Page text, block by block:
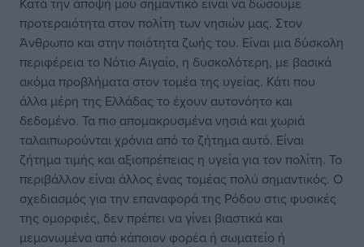
προτεραιότητα στον πολίτη των νησιών μας. Στον
Άνθρωπο και στην ποιότητα ζωής του. Είναι μια δύσκολη
περιφέρεια το Νότιο Αιγαίο, η δυσκολότερη, με βασικά
ακόμα προβλήματα στον τομέα της υγείας. Κάτι που
άλλα μέρη της Ελλάδας το έχουν αυτονόητο και
δεδομένο. Τα πιο απομακρυσμένα νησιά και χωριά
ταλαιπωρούνται χρόνια από το ζήτημα αυτό. Είναι
ζήτημα τιμής και αξιοπρέπειας η υγεία για τον πολίτη. Το
περιβάλλον είναι άλλος ένας τομέας πολύ σημαντικός. Ο
σχεδιασμός για την επαναφορά της Ρόδου στις φυσικές
της ομορφιές, δεν πρέπει να γίνει βιαστικά και
μεμονωμένα από κάποιον φορέα ή σωματείο ή